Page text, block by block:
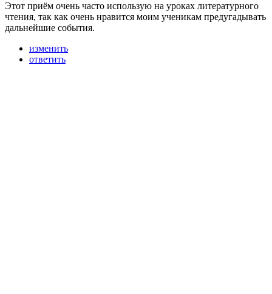
Этот приём очень часто использую на уроках литературного
чтения, так как очень нравится моим ученикам предугадывать
дальнейшие события.
изменить
ответить